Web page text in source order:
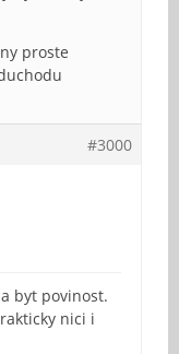
proste
#3000
byt povinost.
nici i